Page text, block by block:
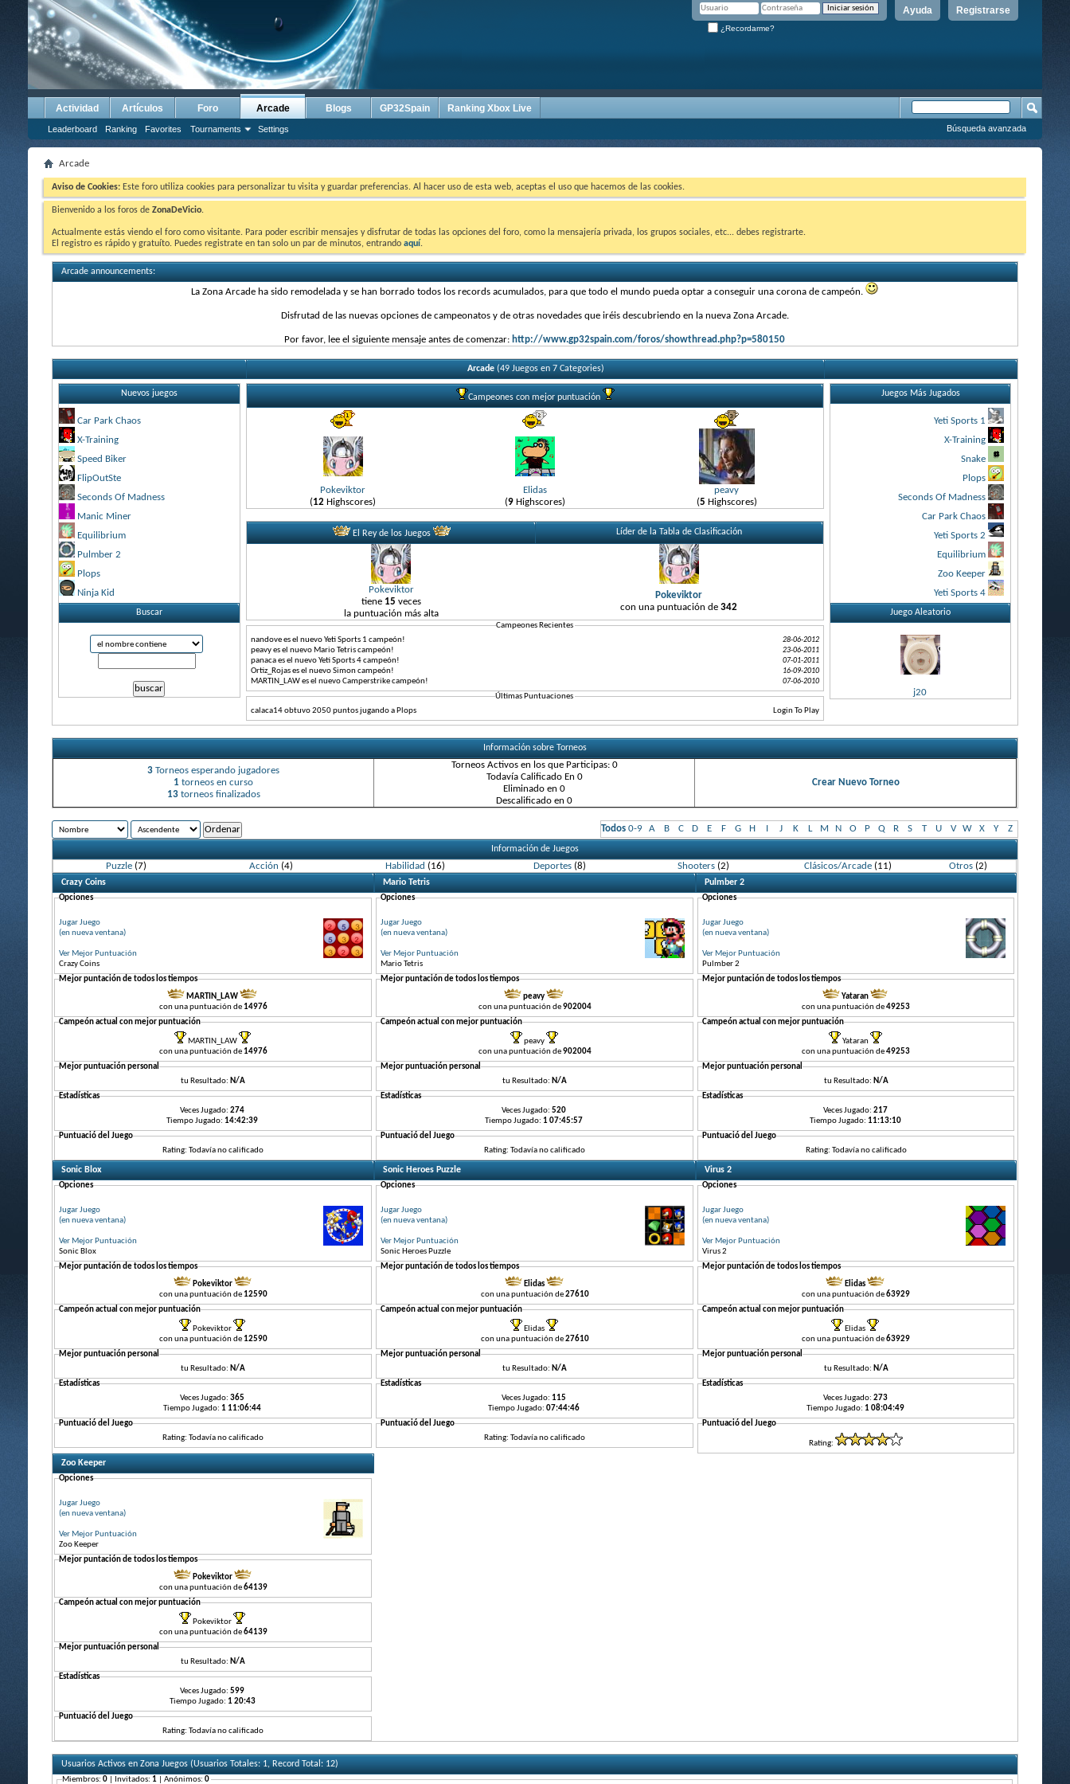
Registrarse
Ayuda
¿Recordarme?
Actividad Artículos Foro Arcade
Leaderboard Ranking Favorites Tournaments Settings
Blogs GP32Spain Ranking Xbox Live
Búsqueda avanzada
Arcade
Aviso de Cookies: Este foro utiliza cookies para personalizar tu visita y guardar preferencias. Al hacer uso de esta web, aceptas el uso que hacemos de las cookies.
Bienvenido a los foros de ZonaDeVicio.
Actualmente estás viendo el foro como visitante. Para poder escribir mensajes y disfrutar de todas las opciones del foro, como la mensajería privada, los grupos sociales, etc... debes registrarte.
El registro es rápido y gratuíto. Puedes registrate en tan solo un par de minutos, entrando aquí.
Arcade announcements:
La Zona Arcade ha sido remodelada y se han borrado todos los records acumulados, para que todo el mundo pueda optar a conseguir una corona de campeón.
Disfrutad de las nuevas opciones de campeonatos y de otras novedades que iréis descubriendo en la nueva Zona Arcade.
Por favor, lee el siguiente mensaje antes de comenzar: http://www.gp32spain.com/foros/showthread.php?p=580150
Arcade(49 Juegos en 7 Categories)
Nuevos juegos
Car Park Chaos
X-Training
Speed Biker
FlipOutSte
Seconds Of Madness
Manic Miner
Equilibrium
Pulmber 2
Plops
Ninja Kid
Buscar
Campeones con mejor puntuación
Pokeviktor
(12 Highscores)
Elidas
(9Highscores)
peavy
(5 Highscores)
El Rey de los Juegos Líder de la Tabla de Clasificación
Pokeviktor
tiene 15 veces
la puntuación más alta
Pokeviktor
con una puntuación de 342
Campeones Recientes
nandove es el nuevo Yeti Sports 1 campeón!
28-06-2012
peavy es el nuevo Mario Tetris campeón!
23-06-2011
panaca es el nuevo Yeti Sports 4 campeón!
07-01-2011
Ortiz_Rojas es el nuevo Simon campeón!
16-09-2010
MARTIN_LAW es el nuevo Camperstrike campeón!
07-06-2010
Últimas Puntuaciones
calaca14obtuvo2050puntos jugando a Plops Login To Play
Juegos Más Jugados
Yeti Sports 1
X-Training
Snake
Plops
Seconds Of Madness
Car Park Chaos
Yeti Sports 2
Equilibrium
Zoo Keeper
Yeti Sports 4
Juego Aleatorio
j20
Información sobre Torneos
3 Torneos esperando jugadores
1 torneos en curso
13torneos finalizados
Torneos Activos en los que Participas: 0
Todavía Calificado En 0
Eliminado en 0
Descalificado en 0
Crear Nuevo Torneo
Todos 0-9 A B C D E F G H I J K L M N O P Q R S T U V W X Y Z
Información de Juegos
Puzzle(7) Acción (4) Habilidad (16) Deportes(8) Shooters (2) Clásicos/Arcade(11) Otros(2)
Crazy Coins
Opciones
Jugar Juego
(en nueva ventana)
Ver Mejor Puntuación
Crazy Coins
Mejor puntación de todos los tiempos
MARTIN_LAW
con una puntuación de 14976
Campeón actual con mejor puntuación
MARTIN_LAW
con una puntuación de 14976
Mejor puntuación personal
tu Resultado: N/A
Estadísticas
Veces Jugado: 274
Tiempo Jugado: 14:42:39
Puntuació del Juego
Rating: Todavía no calificado
Mario Tetris
Opciones
Jugar Juego
(en nueva ventana)
Ver Mejor Puntuación
Mario Tetris
Mejor puntación de todos los tiempos
peavy
con una puntuación de902004
Campeón actual con mejor puntuación
peavy
con una puntuación de902004
Mejor puntuación personal
tu Resultado: N/A
Estadísticas
Veces Jugado: 520
Tiempo Jugado:
1 07:45:57
Puntuació del Juego
Rating: Todavía no calificado
Pulmber 2
Opciones
Jugar Juego
(en nueva ventana)
Ver Mejor Puntuación
Pulmber 2
Mejor puntación de todos los tiempos
Yataran
con una puntuación de49253
Campeón actual con mejor puntuación
Yataran
con una puntuación de49253
Mejor puntuación personal
tu Resultado: N/A
Estadísticas
Veces Jugado: 217
Tiempo Jugado: 11:13:10
Puntuació del Juego
Rating: Todavía no calificado
Sonic Blox
Opciones
Jugar Juego
(en nueva ventana)
Ver Mejor Puntuación
Sonic Blox
Mejor puntación de todos los tiempos
Pokeviktor
con una puntuación de 12590
Campeón actual con mejor puntuación
Pokeviktor
con una puntuación de 12590
Mejor puntuación personal
tu Resultado: N/A
Estadísticas
Veces Jugado: 365
Tiempo Jugado:
1 11:06:44
Puntuació del Juego
Rating: Todavía no calificado
Sonic Heroes Puzzle
Opciones
Jugar Juego
(en nueva ventana)
Ver Mejor Puntuación
Sonic Heroes Puzzle
Mejor puntación de todos los tiempos
Elidas
con una puntuación de27610
Campeón actual con mejor puntuación
Elidas
con una puntuación de27610
Mejor puntuación personal
tu Resultado: N/A
Estadísticas
Veces Jugado: 115
Tiempo Jugado: 07:44:46
Puntuació del Juego
Rating: Todavía no calificado
Virus 2
Opciones
Jugar Juego
(en nueva ventana)
Ver Mejor Puntuación
Virus 2
Mejor puntación de todos los tiempos
Elidas
con una puntuación de63929
Campeón actual con mejor puntuación
Elidas
con una puntuación de63929
Mejor puntuación personal
tu Resultado: N/A
Estadísticas
Veces Jugado: 273
Tiempo Jugado:
1 08:04:49
Puntuació del Juego
Rating:
Zoo Keeper
Opciones
Jugar Juego
(en nueva ventana)
Ver Mejor Puntuación
Zoo Keeper
Mejor puntación de todos los tiempos
Pokeviktor
con una puntuación de64139
Campeón actual con mejor puntuación
Pokeviktor
con una puntuación de64139
Mejor puntuación personal
tu Resultado: N/A
Estadísticas
Veces Jugado: 599
Tiempo Jugado:
1 20:43
Puntuació del Juego
Rating: Todavía no calificado
Usuarios Activos en Zona Juegos (Usuarios Totales: 1, Record Total: 12)
Miembros: 0 | Invitados: 1 | Anónimos: 0